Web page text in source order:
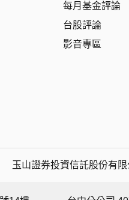
每月基金評論
台股評論
影音專區
玉山證券投資信託股份